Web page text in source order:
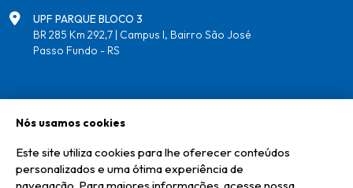
UPF PARQUE BLOCO 3
BR 285 Km 292,7 | Campus I, Bairro São José
Passo Fundo - RS
Nós usamos cookies
Este site utiliza cookies para lhe oferecer conteúdos
personalizados e uma ótima experiência de